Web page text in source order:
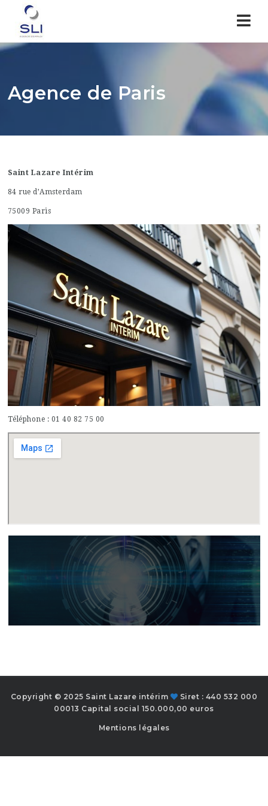
Agence de Paris
Saint Lazare Intérim
84 rue d’Amsterdam
75009 Paris
Téléphone : 01 40 82 75 00
Copyright © 2025 Saint Lazare intérim
Siret : 440 532 000
00013 Capital social 150.000,00 euros
Mentions légales